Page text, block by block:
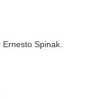
Ernesto Spinak.